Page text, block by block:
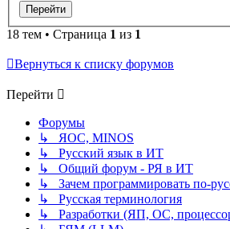
18 тем • Страница 1 из 1
Вернуться к списку форумов
Перейти
Форумы
↳ ЯОС, MINOS
↳ Русский язык в ИТ
↳ Общий форум - РЯ в ИТ
↳ Зачем программировать по-
↳ Русская терминология
↳ Разработки (ЯП, ОС,